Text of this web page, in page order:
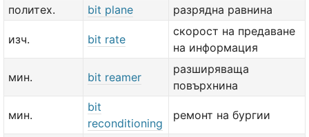
политех.
bit plane разрядна равнина
изч. bit rate
скорост на предаване
на информация
мин. bit reamer
разширяваща
повърхнина
мин.
bit
reconditioning
ремонт на бургии